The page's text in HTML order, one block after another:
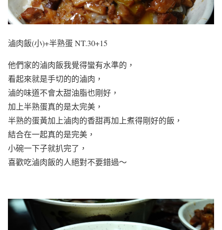
滷肉飯(小)+半熟蛋 NT.30+15
他們家的滷肉飯我覺得蠻有水準的，
看起來就是手切的的滷肉，
滷的味道不會太甜油脂也剛好，
加上半熟蛋真的是太完美，
半熟的蛋黃加上滷肉的香甜再加上煮得剛好的飯，
結合在一起真的是完美，
小碗一下子就扒完了，
喜歡吃滷肉飯的人絕對不要錯過～